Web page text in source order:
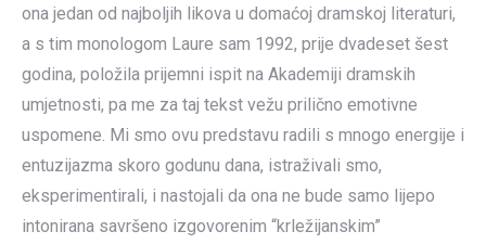
ona jedan od najboljih likova u domaćoj dramskoj literaturi,
a s tim monologom Laure sam 1992, prije dvadeset šest
godina, položila prijemni ispit na Akademiji dramskih
umjetnosti, pa me za taj tekst vežu prilično emotivne
uspomene. Mi smo ovu predstavu radili s mnogo energije i
entuzijazma skoro godunu dana, istraživali smo,
eksperimentirali, i nastojali da ona ne bude samo lijepo
intonirana savršeno izgovorenim “krležijanskim”